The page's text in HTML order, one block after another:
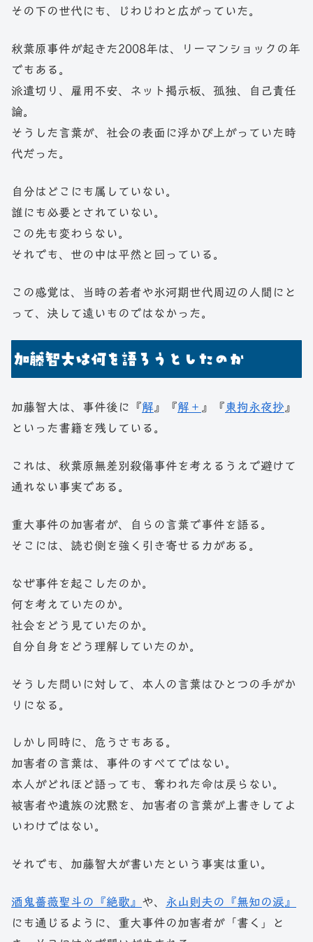
その下の世代にも、じわじわと広がっていた。
秋葉原事件が起きた2008年は、リーマンショックの年
でもある。
派遣切り、雇用不安、ネット掲示板、孤独、自己責任
論。
そうした言葉が、社会の表面に浮かび上がっていた時
代だった。
自分はどこにも属していない。
誰にも必要とされていない。
この先も変わらない。
それでも、世の中は平然と回っている。
この感覚は、当時の若者や氷河期世代周辺の人間にと
って、決して遠いものではなかった。
加藤智大は何を語ろうとしたのか
加藤智大は、事件後に『解』『解＋ 』『 東拘永夜抄』
といった書籍を残している。
これは、秋葉原無差別殺傷事件を考えるうえで避けて
通れない事実である。
重大事件の加害者が、自らの言葉で事件を語る。
そこには、読む側を強く引き寄せる力がある。
なぜ事件を起こしたのか。
何を考えていたのか。
社会をどう見ていたのか。
自分自身をどう理解していたのか。
そうした問いに対して、本人の言葉はひとつの手がか
りになる。
しかし同時に、危うさもある。
加害者の言葉は、事件のすべてではない。
本人がどれほど語っても、奪われた命は戻らない。
被害者や遺族の沈黙を、加害者の言葉が上書きしてよ
いわけではない。
それでも、加藤智大が書いたという事実は重い。
酒鬼薔薇聖斗の『絶歌』 や、
永山則夫の『無知の涙』
にも通じるように、重大事件の加害者が「書く」と